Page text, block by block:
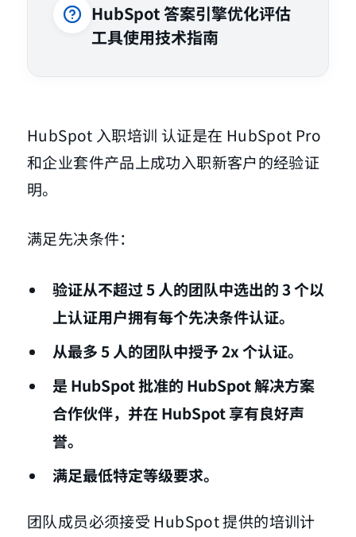
HubSpot 答案引擎优化评估
工具使用技术指南
HubSpot 入职培训 认证是在 HubSpot Pro
和企业套件产品上成功入职新客户的经验证
明。
满足先决条件：
验证从不超过 5 人的团队中选出的 3 个以
上认证用户拥有每个先决条件认证。
从最多 5 人的团队中授予 2x 个认证。
是 HubSpot 批准的 HubSpot 解决方案
合作伙伴，并在 HubSpot 享有良好声
誉。
满足最低特定等级要求。
团队成员必须接受 HubSpot 提供的培训计